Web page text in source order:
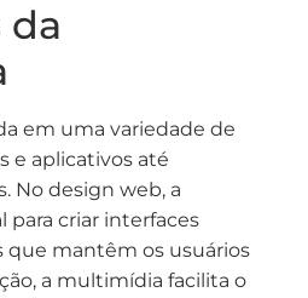
da
em uma variedade de
e aplicativos até
No design web, a
para criar interfaces
que mantêm os usuários
a multimídia facilita o